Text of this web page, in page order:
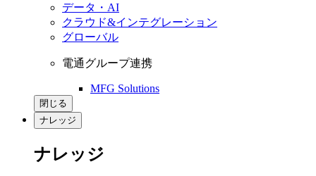
データ・AI
クラウド&インテグレーション
グローバル
電通グループ連携
MFG Solutions
閉じる
ナレッジ
ナレッジ